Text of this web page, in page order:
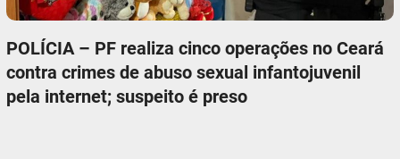
POLÍCIA – PF realiza cinco operações no Ceará
contra crimes de abuso sexual infantojuvenil
pela internet; suspeito é preso